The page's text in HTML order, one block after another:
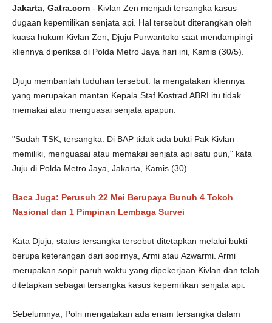
Jakarta, Gatra.com - Kivlan Zen menjadi tersangka kasus
dugaan kepemilikan senjata api. Hal tersebut diterangkan oleh
kuasa hukum Kivlan Zen, Djuju Purwantoko saat mendampingi
kliennya diperiksa di Polda Metro Jaya hari ini, Kamis (30/5).
Djuju membantah tuduhan tersebut. Ia mengatakan kliennya
yang merupakan mantan Kepala Staf Kostrad ABRI itu tidak
memakai atau menguasai senjata apapun.
"Sudah TSK, tersangka. Di BAP tidak ada bukti Pak Kivlan
memiliki, menguasai atau memakai senjata api satu pun," kata
Juju di Polda Metro Jaya, Jakarta, Kamis (30).
Baca Juga: Perusuh 22 Mei Berupaya Bunuh 4 Tokoh
Nasional dan 1 Pimpinan Lembaga Survei
Kata Djuju, status tersangka tersebut ditetapkan melalui bukti
berupa keterangan dari sopirnya, Armi atau Azwarmi. Armi
merupakan sopir paruh waktu yang dipekerjaan Kivlan dan telah
ditetapkan sebagai tersangka kasus kepemilikan senjata api.
Sebelumnya, Polri mengatakan ada enam tersangka dalam